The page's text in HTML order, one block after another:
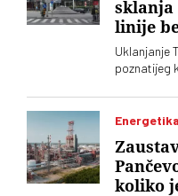
sklanja
linije
Uklanjanje
poznatijeg
izjavio je
nakon
Energetika
koliko